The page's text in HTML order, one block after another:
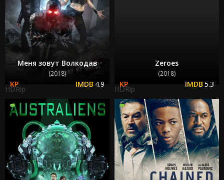
Меня зовут Волкодав
(2018)
4.9
HDRip
Zeroes
(2018)
5.3
HDRip